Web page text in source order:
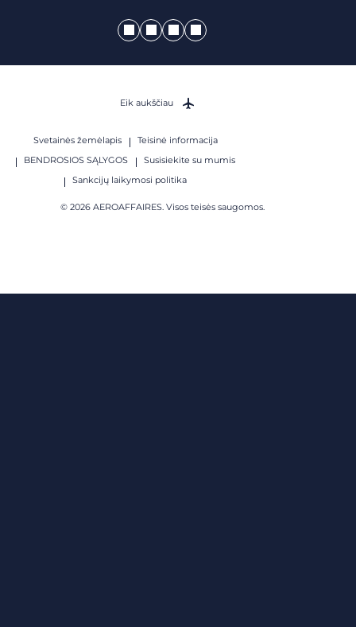
Svetainės žemėlapis
Teisinė informacija
BENDROSIOS SĄLYGOS
Susisiekite su mumis
Sankcijų laikymosi politika
© 2026 AEROAFFAIRES. Visos teisės saugomos.
Eik aukščiau